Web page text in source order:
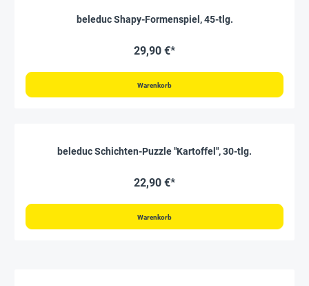
beleduc Shapy-Formenspiel, 45-tlg.
29,90 €*
Warenkorb
beleduc Schichten-Puzzle "Kartoffel", 30-tlg.
22,90 €*
Warenkorb